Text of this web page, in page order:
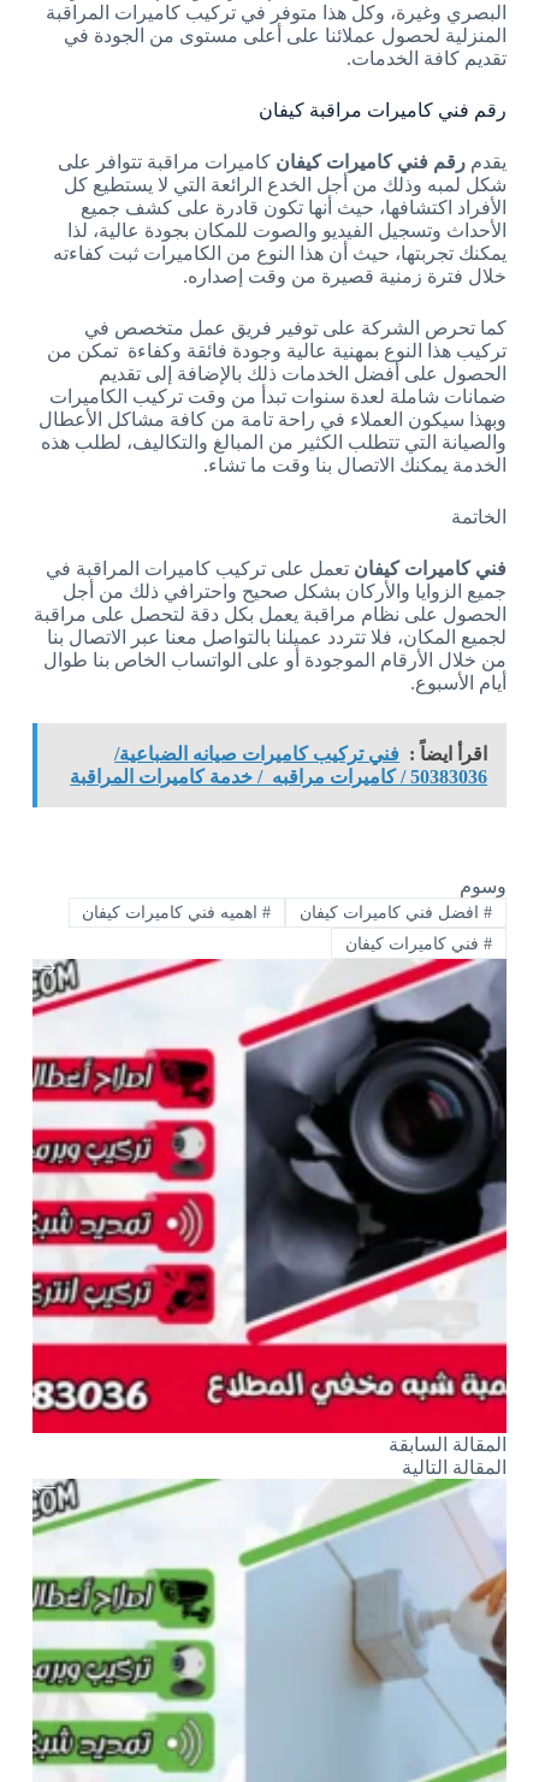
البصري وغيرة، وكل هذا متوفر في تركيب كاميرات المراقبة
المنزلية لحصول عملائنا على أعلى مستوى من الجودة في
تقديم كافة الخدمات.
رقم فني كاميرات مراقبة كيفان
يقدم رقم فني كاميرات كيفان كاميرات مراقبة تتوافر على
شكل لمبه وذلك من أجل الخدع الرائعة التي لا يستطيع كل
الأفراد اكتشافها، حيث أنها تكون قادرة على كشف جميع
الأحداث وتسجيل الفيديو والصوت للمكان بجودة عالية، لذا
يمكنك تجربتها، حيث أن هذا النوع من الكاميرات ثبت كفاءته
خلال فترة زمنية قصيرة من وقت إصداره.
كما تحرص الشركة على توفير فريق عمل متخصص في
تركيب هذا النوع بمهنية عالية وجودة فائقة وكفاءة تمكن من
الحصول على أفضل الخدمات ذلك بالإضافة إلى تقديم
ضمانات شاملة لعدة سنوات تبدأ من وقت تركيب الكاميرات
وبهذا سيكون العملاء في راحة تامة من كافة مشاكل الأعطال
والصيانة التي تتطلب الكثير من المبالغ والتكاليف، لطلب هذه
الخدمة يمكنك الاتصال بنا وقت ما تشاء.
الخاتمة
فني كاميرات كيفان تعمل على تركيب كاميرات المراقبة في
جميع الزوايا والأركان بشكل صحيح واحترافي ذلك من أجل
الحصول على نظام مراقبة يعمل بكل دقة لتحصل على مراقبة
لجميع المكان، فلا تتردد عميلنا بالتواصل معنا عبر الاتصال بنا
من خلال الأرقام الموجودة أو على الواتساب الخاص بنا طوال
أيام الأسبوع.
اقرأ ايضاً : فني تركيب كاميرات صيانه الضباعية/
50383036 / كاميرات مراقبه / خدمة كاميرات المراقبة
وسوم
#افضل فني كاميرات كيفان #اهميه فني كاميرات كيفان
#فني كاميرات كيفان
المقالة السابقة
المقالة التالية